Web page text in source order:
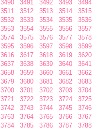
3490 3491 3492 3493 3494
3511 3512 3513 3514 3515
3532 3533 3534 3535 3536
3553 3554 3555 3556 3557
3574 3575 3576 3577 3578
3595 3596 3597 3598 3599
3616 3617 3618 3619 3620
3637 3638 3639 3640 3641
3658 3659 3660 3661 3662
3679 3680 3681 3682 3683
3700 3701 3702 3703 3704
3721 3722 3723 3724 3725
3742 3743 3744 3745 3746
3763 3764 3765 3766 3767
3784 3785 3786 3787 3788